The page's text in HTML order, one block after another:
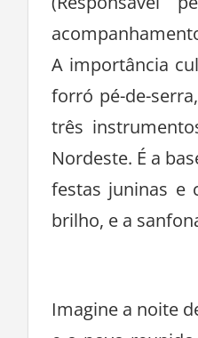
(Responsável
A importância
forró pé-de-
três
Nordeste. É a
festas juninas e
brilho, e a
Imagine a noite